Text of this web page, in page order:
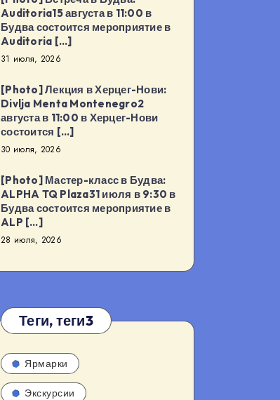
Auditoria15 августа в 11:00 в
Будва состоится мероприятие в
Auditoria […]
31 июля, 2026
[Photo] Лекция в Херцег-Нови:
Divlja Menta Montenegro2
августа в 11:00 в Херцег-Нови
состоится […]
30 июля, 2026
[Photo] Мастер-класс в Будва:
ALPHA TQ Plaza31 июля в 9:30 в
Будва состоится мероприятие в
ALP […]
28 июля, 2026
Теги, теги3
Ярмарки
Экскурсии